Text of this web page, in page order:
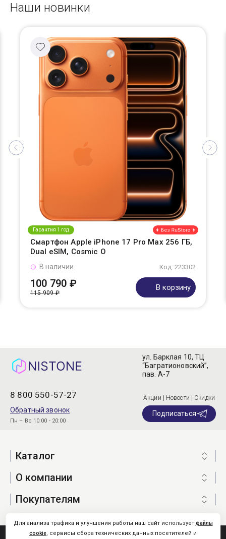
Наши новинки
Гарантия 1 год
Смартфон Apple iPhone 17 Pro Max 256 ГБ,
Dual eSIM, Cosmic O
Код: 223302
В наличии
100 790 ₽
115 909 ₽
В корзину
8 800 550-57-27
Обратный звонок
Пн – Вс 10:00 - 20:00
ул. Барклая 10, ТЦ
“Багратионовский”,
пав. А-7
Акции | Новости | Скидки
Подписаться
Каталог
О компании
Покупателям
Для анализа трафика и улучшения работы наш сайт использует файлы
cookie, сервисы сбора технических данных посетителей и